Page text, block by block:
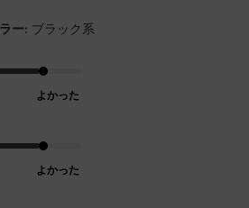
ー: ブラック系
よかった
よかった